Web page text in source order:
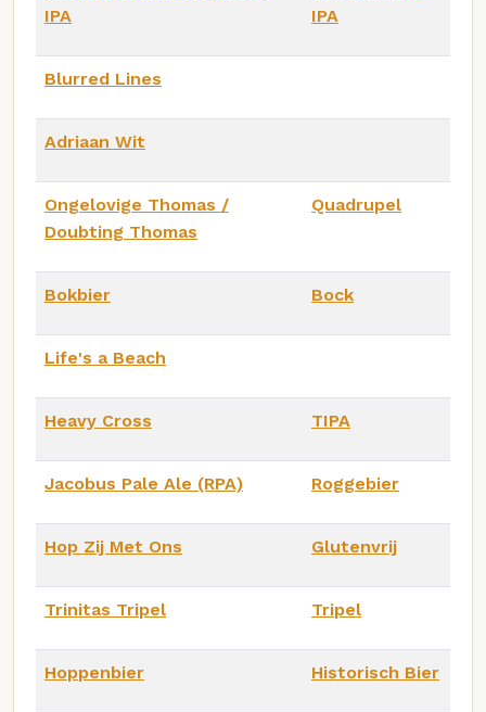
IPA
IPA
Blurred Lines
Adriaan Wit
Ongelovige Thomas /
Doubting Thomas
Quadrupel
Bokbier Bock
Life's a Beach
Heavy Cross TIPA
Jacobus Pale Ale (RPA) Roggebier
Hop Zij Met Ons Glutenvrij
Trinitas Tripel Tripel
Hoppenbier Historisch Bier